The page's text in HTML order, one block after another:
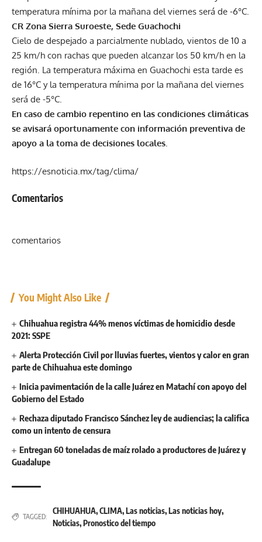
temperatura mínima por la mañana del viernes será de -6°C.
CR Zona Sierra Suroeste, Sede Guachochi
Cielo de despejado a parcialmente nublado, vientos de 10 a
25 km/h con rachas que pueden alcanzar los 50 km/h en la
región. La temperatura máxima en Guachochi esta tarde es
de 16°C y la temperatura mínima por la mañana del viernes
será de -5°C.
En caso de cambio repentino en las condiciones climáticas
se avisará oportunamente con información preventiva de
apoyo a la toma de decisiones locales.
https://esnoticia.mx/tag/clima/
Comentarios
comentarios
You Might Also Like
Chihuahua registra 44% menos víctimas de homicidio desde
2021: SSPE
Alerta Protección Civil por lluvias fuertes, vientos y calor en gran
parte de Chihuahua este domingo
Inicia pavimentación de la calle Juárez en Matachí con apoyo del
Gobierno del Estado
Rechaza diputado Francisco Sánchez ley de audiencias; la califica
como un intento de censura
Entregan 60 toneladas de maíz rolado a productores de Juárez y
Guadalupe
TAGGED:
CHIHUAHUA,CLIMA,Las noticias,Las noticias hoy,
Noticias,Pronostico del tiempo